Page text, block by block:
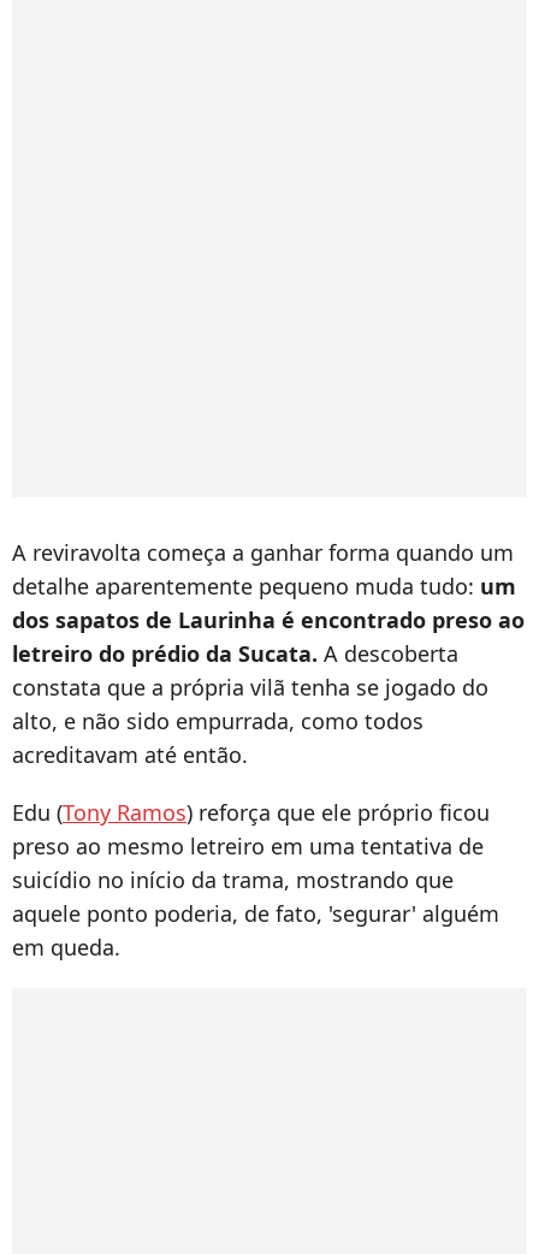
A reviravolta começa a ganhar forma quando um
detalhe aparentemente pequeno muda tudo: um
dos sapatos de Laurinha é encontrado preso ao
letreiro do prédio da Sucata. A descoberta
constata que a própria vilã tenha se jogado do
alto, e não sido empurrada, como todos
acreditavam até então.
Edu (Tony Ramos) reforça que ele próprio ficou
preso ao mesmo letreiro em uma tentativa de
suicídio no início da trama, mostrando que
aquele ponto poderia, de fato, 'segurar' alguém
em queda.